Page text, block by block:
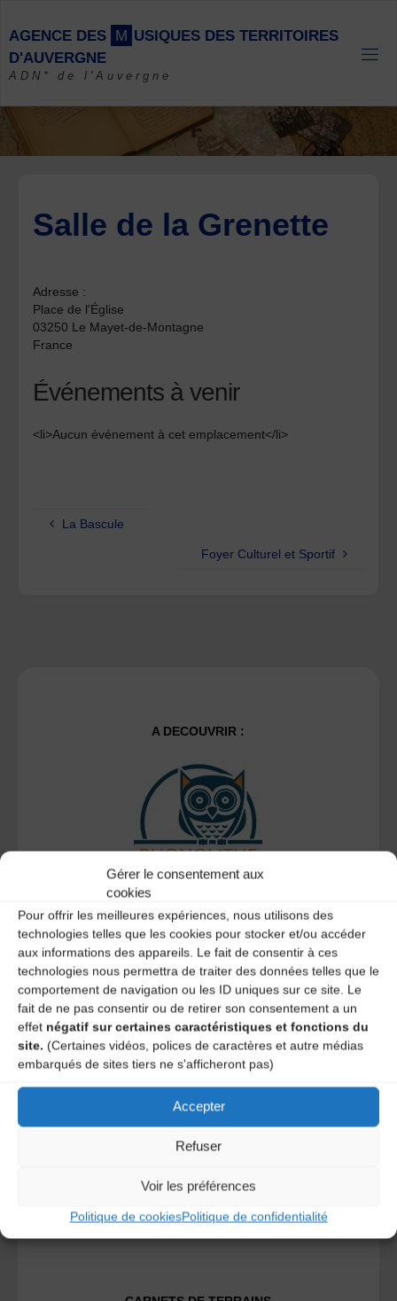
Gérer le consentement aux
cookies
Pour offrir les meilleures expériences, nous utilisons des
technologies telles que les cookies pour stocker et/ou accéder
aux informations des appareils. Le fait de consentir à ces
technologies nous permettra de traiter des données telles que le
comportement de navigation ou les ID uniques sur ce site. Le
fait de ne pas consentir ou de retirer son consentement a un
effet négatif sur certaines caractéristiques et fonctions du
site. (Certaines vidéos, polices de caractères et autre médias
embarqués de sites tiers ne s'afficheront pas)
Accepter
Refuser
Voir les préférences
Politique de cookiesPolitique de confidentialité
content
AGENCE DES M USIQUES DES TERRITOIRES
D'AUVERGNE
ADN* de l'Auvergne
Salle de la Grenette
Adresse :
Place de l'Église
03250 Le Mayet-de-Montagne
France
Événements à venir
<li>Aucun événement à cet emplacement</li>
La Bascule
Foyer Culturel et Sportif
A DECOUVRIR :
Le distributeur des musiques Trad'
L’AMTA EST MEMBRE DE LA
Fédération des Associations de Musiques et Danses
Traditionnelles